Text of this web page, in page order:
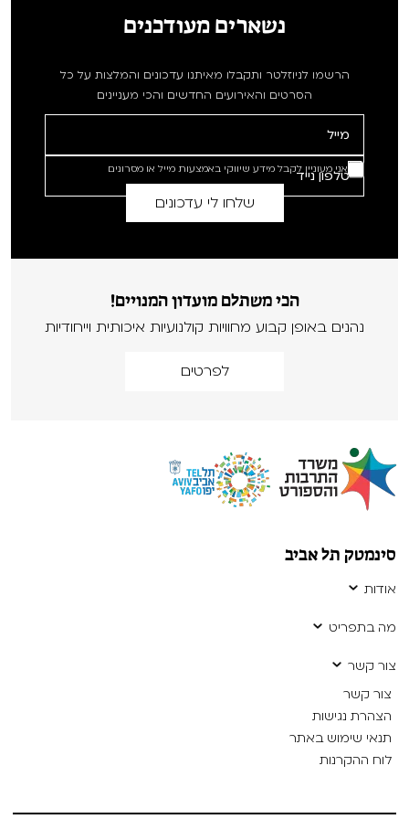
נשארים מעודכנים
הרשמו לניוזלטר ותקבלו מאיתנו עדכונים והמלצות על כל
הסרטים והאירועים החדשים והכי מעניינים
אני מעוניין לקבל מידע שיווקי באמצעות מייל או מסרונים
הכי משתלם מועדון המנויים!
נהנים באופן קבוע מחוויות קולנועיות איכותית וייחודיות
לפרטים
סינמטק תל אביב
אודות
מה בתפריט
צור קשר
צור קשר
הצהרת נגישות
תנאי שימוש באתר
לוח ההקרנות